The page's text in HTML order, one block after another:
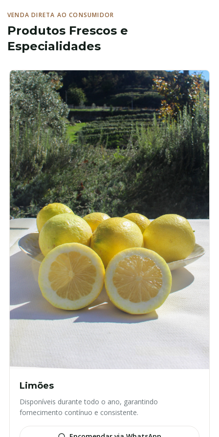
VENDA DIRETA AO CONSUMIDOR
Produtos Frescos e
Especialidades
Limões
Disponíveis durante todo o ano, garantindo
fornecimento contínuo e consistente.